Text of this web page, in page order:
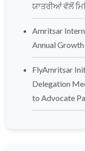
ਯਾਤਰੀਆਂ ਵੱਲੋਂ
Amritsar
Annual Growth
FlyAmritsar
Delegation
to Advocate